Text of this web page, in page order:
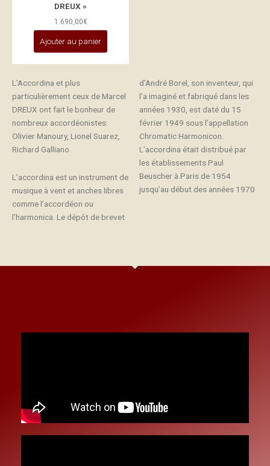
DREUX »
1.690,00€
Ajouter au panier
L’Accordina et plus
particulièrement ceux de Marcel
DREUX ont fait le bonheur de
nombreux accordéonistes:
Olivier Manoury, Lionel Suarez,
Richard Galliano.
L’accordina est un instrument de
musique à vent et anches libres
comme l’accordéon ou
l’harmonica. Le dépôt de brevet
d’André Borel, son inventeur, qui
l’a imaginé et fabriqué dans les
années 1930, est daté du 15
février 1949 sous l’appellation
Chromatic Harmonicon.
L’accordina était distribué par
les établissements Paul
Beuscher à Paris de 1954
jusqu’au début des années 1970